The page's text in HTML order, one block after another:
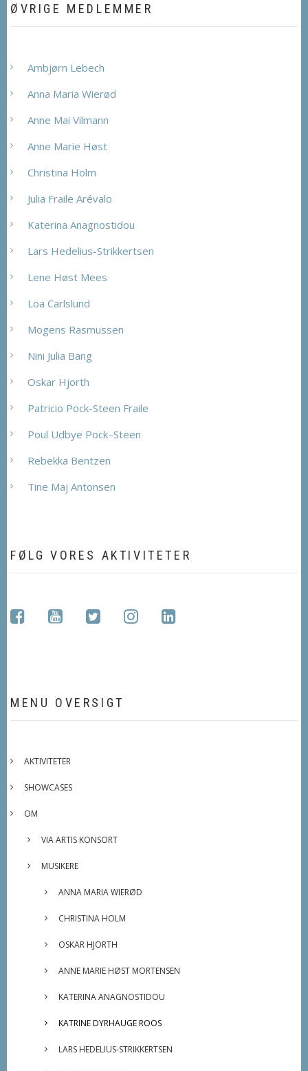
ØVRIGE MEDLEMMER
Ambjørn Lebech
Anna Maria Wierød
Anne Mai Vilmann
Anne Marie Høst
Christina Holm
Julia Fraile Arévalo
Katerina Anagnostidou
Lars Hedelius-Strikkertsen
Lene Høst Mees
Loa Carlslund
Mogens Rasmussen
Nini Julia Bang
Oskar Hjorth
Patricio Pock-Steen Fraile
Poul Udbye Pock–Steen
Rebekka Bentzen
Tine Maj Antonsen
FØLG VORES AKTIVITETER
facebookyoutubetwitterinstagramlinkedin
MENU OVERSIGT
AKTIVITETER
SHOWCASES
OM
VIA ARTIS KONSORT
MUSIKERE
ANNA MARIA WIERØD
CHRISTINA HOLM
OSKAR HJORTH
ANNE MARIE HØST MORTENSEN
KATERINA ANAGNOSTIDOU
KATRINE DYRHAUGE ROOS
LARS HEDELIUS-STRIKKERTSEN